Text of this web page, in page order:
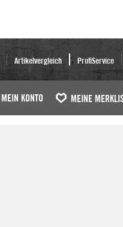
Artikelvergleich ProfiService
MEIN KONTO MEINE